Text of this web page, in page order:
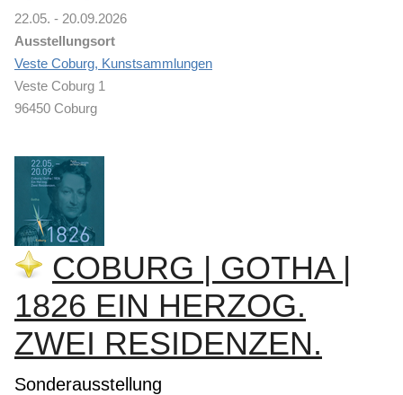
22.05. - 20.09.2026
Ausstellungsort
Veste Coburg, Kunstsammlungen
Veste Coburg 1
96450 Coburg
COBURG | GOTHA |
1826 EIN HERZOG.
ZWEI RESIDENZEN.
Sonderausstellung